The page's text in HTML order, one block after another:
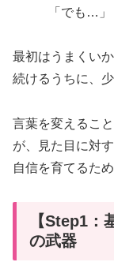
「でも…」
最初はうまくい
続けるうちに、
言葉を変えるこ
が、見た目に対
自信を育てるた
【Step1：
の武器